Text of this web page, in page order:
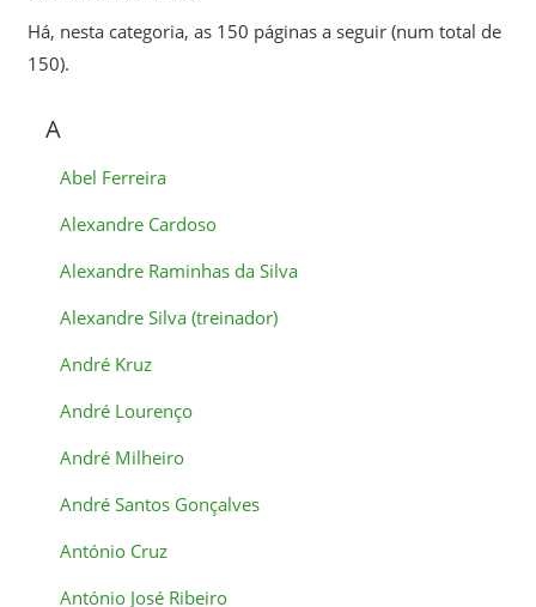
Há, nesta categoria, as 150 páginas a seguir (num total de
150).
A
Abel Ferreira
Alexandre Cardoso
Alexandre Raminhas da Silva
Alexandre Silva (treinador)
André Kruz
André Lourenço
André Milheiro
André Santos Gonçalves
António Cruz
António José Ribeiro